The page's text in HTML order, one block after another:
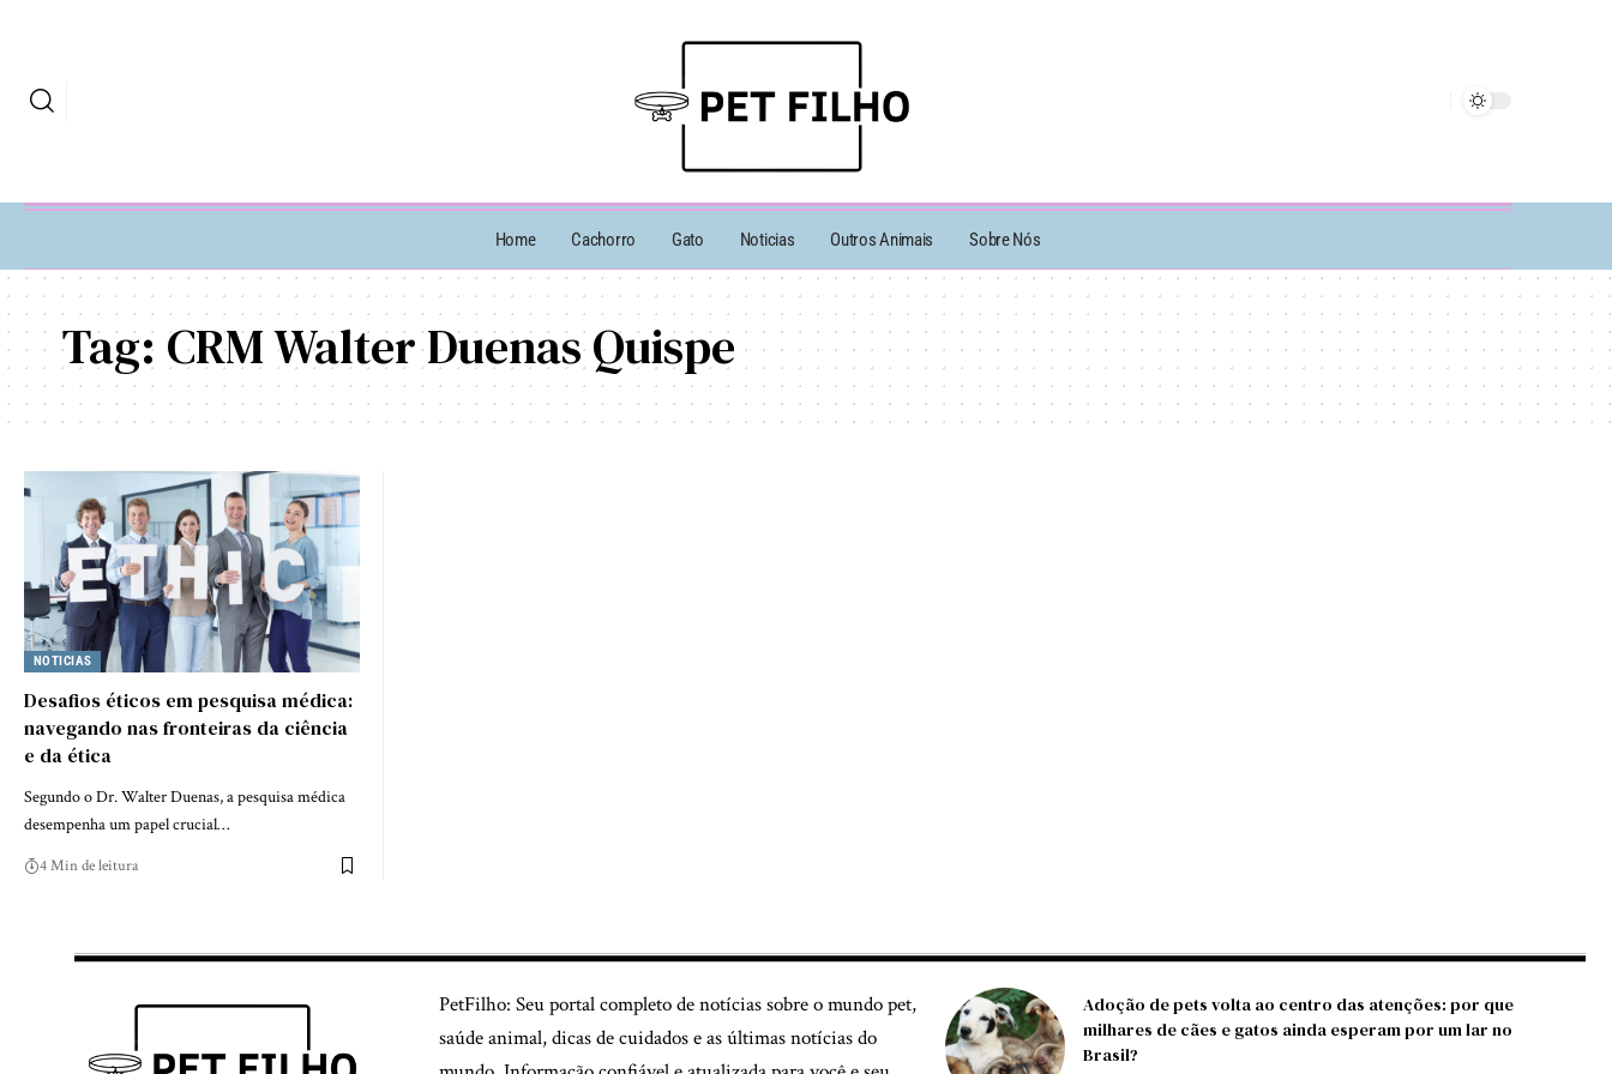
Home Cachorro Gato Noticias Outros Animais Sobre Nós
Tag: CRM Walter Duenas Quispe
NOTICIAS
Desafios éticos em pesquisa médica:
navegando nas fronteiras da ciência
e da ética
Segundo o Dr. Walter Duenas, a pesquisa médica
desempenha um papel crucial…
4 Min de leitura
PetFilho: Seu portal completo de notícias sobre o mundo pet,
saúde animal, dicas de cuidados e as últimas notícias do
Adoção de pets volta ao centro das atenções: por que
milhares de cães e gatos ainda esperam por um lar no
Brasil?